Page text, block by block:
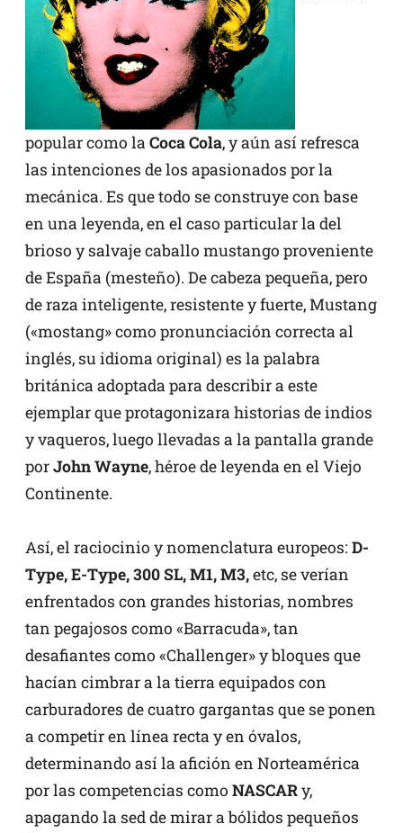
popular como la Coca Cola, y aún así refresca
las intenciones de los apasionados por la
mecánica. Es que todo se construye con base
en una leyenda, en el caso particular la del
brioso y salvaje caballo mustango proveniente
de España (mesteño). De cabeza pequeña, pero
de raza inteligente, resistente y fuerte, Mustang
(«mostang» como pronunciación correcta al
inglés, su idioma original) es la palabra
británica adoptada para describir a este
ejemplar que protagonizara historias de indios
y vaqueros, luego llevadas a la pantalla grande
porJohn Wayne, héroe de leyenda en el Viejo
Continente.
Así, el raciocinio y nomenclatura europeos: D-
Type, E-Type, 300 SL, M1, M3,etc, se verían
enfrentados con grandes historias, nombres
tan pegajosos como «Barracuda», tan
desafiantes como «Challenger» y bloques que
hacían cimbrar a la tierra equipados con
carburadores de cuatro gargantas que se ponen
a competir en línea recta y en óvalos,
determinando así la afición en Norteamérica
por las competencias como NASCARy,
apagando la sed de mirar a bólidos pequeños